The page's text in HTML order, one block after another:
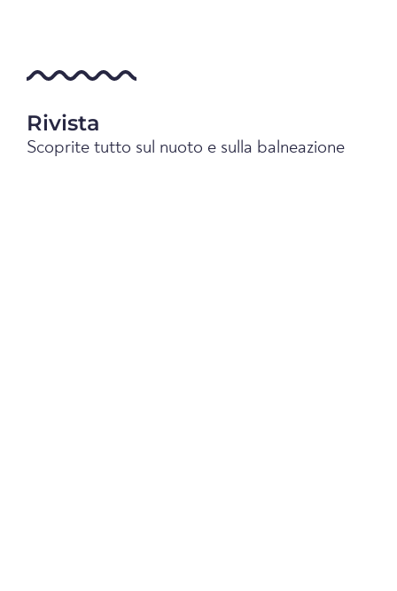
Rivista
Scoprite tutto sul nuoto e sulla balneazione